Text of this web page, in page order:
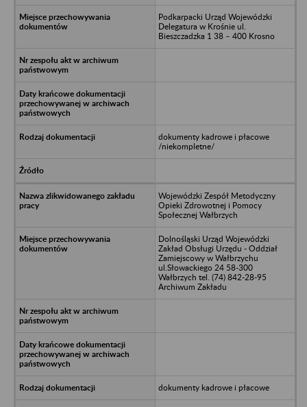
Podkarpacki Urząd Wojewódzki
Delegatura w Krośnie ul.
Bieszczadzka 1 38 – 400 Krosno
dokumenty kadrowe i płacowe
/niekompletne/
Wojewódzki Zespół Metodyczny
Opieki Zdrowotnej i Pomocy
Społecznej Wałbrzych
Dolnośląski Urząd Wojewódzki
Zakład Obsługi Urzędu - Oddział
Zamiejscowy w Wałbrzychu
ul.Słowackiego 24 58-300
Wałbrzych tel. (74) 842-28-95
Archiwum Zakładu
dokumenty kadrowe i płacowe